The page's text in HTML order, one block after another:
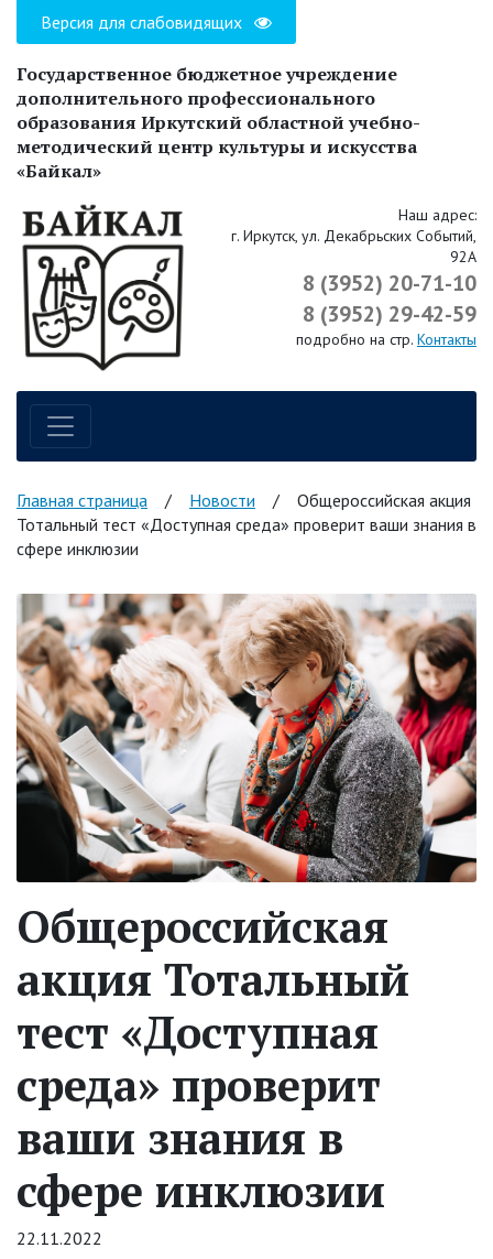
Версия для слабовидящих
Государственное бюджетное учреждение
дополнительного профессионального
образования Иркутский областной учебно-
методический центр культуры и искусства
«Байкал»
Наш адрес:
г. Иркутск, ул. Декабрьских Событий,
92А
8 (3952) 20-71-10
8 (3952) 29-42-59
подробно на стр. Контакты
Навигация по сайту
Главная страница / Новости /
Общероссийская акция
Тотальный тест «Доступная среда» проверит ваши знания в
сфере инклюзии
Общероссийская
акция Тотальный
тест «Доступная
среда» проверит
ваши знания в
сфере инклюзии
22.11.2022